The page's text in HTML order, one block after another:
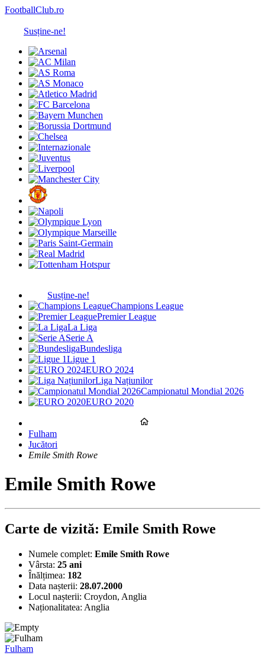
FootballClub.ro
Susține-ne!
Susține-ne!
Champions League
Premier League
La Liga
Serie A
Bundesliga
Ligue 1
EURO 2024
Liga Națiunilor
Campionatul Mondial 2026
EURO 2020
Fulham
Jucători
Emile Smith Rowe
Emile Smith Rowe
Carte de vizită: Emile Smith Rowe
Numele complet: Emile Smith Rowe
Vârsta: 25 ani
Înălțimea: 182
Data nașterii: 28.07.2000
Locul nașterii: Croydon, Anglia
Naționalitatea: Anglia
Fulham